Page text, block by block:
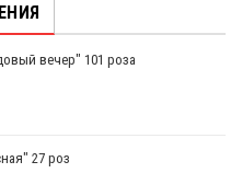
вечер" 101 роза
27 роз